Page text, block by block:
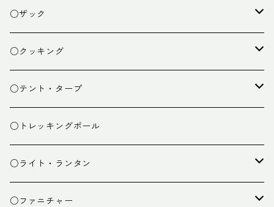
○ザック
ザック
スタッフバッグ
ザック小物
○クッキング
クッカー
バーナー
カトラリー
クッキング小物
○テント・タープ
テント
タープ
ペグ・ハンマー・小物
○トレッキングポール
○ライト・ランタン
ライト
○ファニチャー